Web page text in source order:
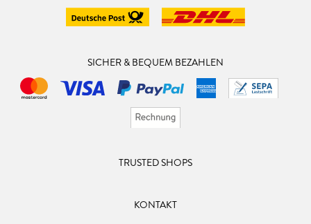
SICHER & BEQUEM BEZAHLEN
TRUSTED SHOPS
KONTAKT